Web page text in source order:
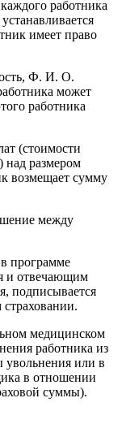
работника
имеет право
Ф. И. О.
может
работника
(стоимости
над размером
возмещает сумму
между
программе
и отвечающим
подписывается
медицинском
работника из
увольнения или в
в отношении
суммы).